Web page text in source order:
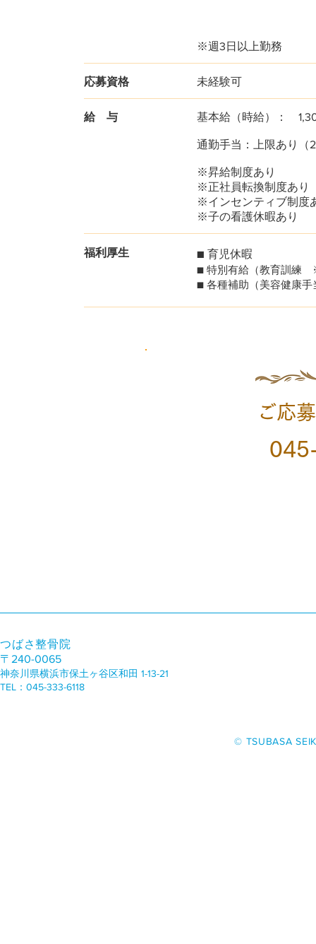
※週3日以上勤務
応募資格 未経験可
​給 与 基本給（時給）：
通勤手当： 上限あり
※昇給制度あり
※正社員転換制度あり
※インセンティブ制度
※子の看護休暇あり
福利厚生
■ 育児休暇
■ 特別有給（教育訓練
■ 各種補助（美容健康
ご応
つばさ整骨院
〒240-0065
神奈川県横浜市保土ヶ谷区和田 1-13-21
TEL：045-333-6118
​© TSUBASA